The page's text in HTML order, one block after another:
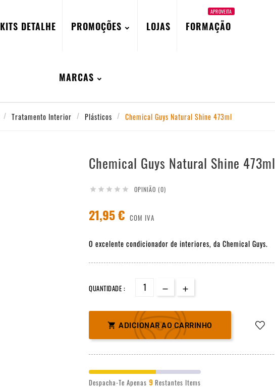
KITS DETALHE PROMOÇÕES LOJAS FORMAÇÃO
APROVEITA
MARCAS
Tratamento Interior Plásticos Chemical Guys Natural Shine 473ml
Chemical Guys Natural Shine 473ml
     OPINIÃO (0)
21,95 € COM IVA
O excelente condicionador de interiores, da Chemical Guys.
QUANTIDADE :
 ADICIONAR AO CARRINHO
Despacha-Te Apenas 9 Restantes Items